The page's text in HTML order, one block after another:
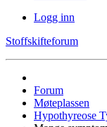
Logg inn
Stoffskifteforum
Forum
Møteplassen
Hypothyreose